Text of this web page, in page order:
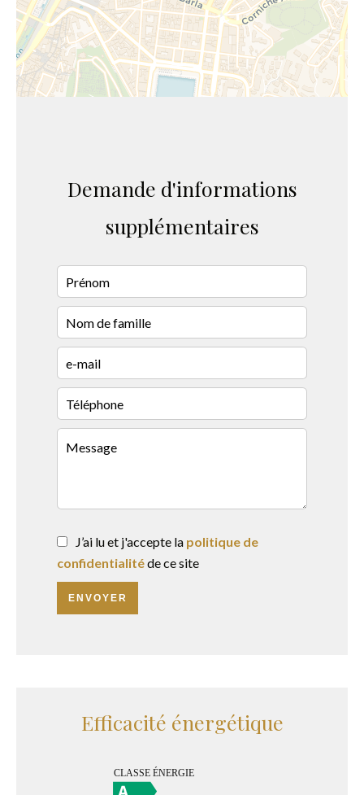
Demande d'informations
supplémentaires
J’ai lu et j'accepte la politique de
confidentialitéde ce site
ENVOYER
Efficacité énergétique